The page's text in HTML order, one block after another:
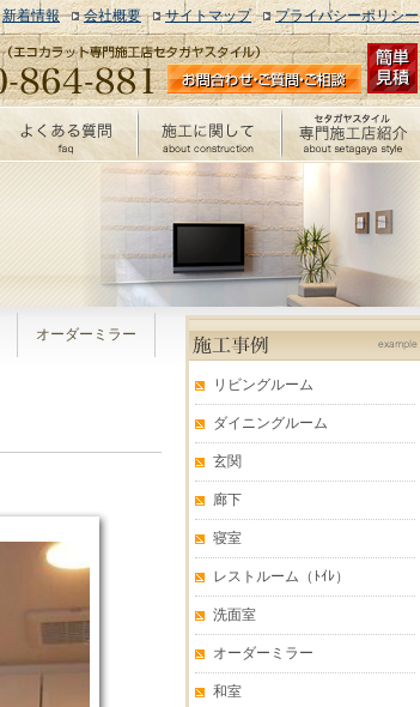
プライバシーポリシー
サイトマップ
会社概要
新着情報
オーダーミラー
リビングルーム
ダイニングルーム
玄関
廊下
寝室
レストルーム（ﾄｲﾚ）
洗面室
オーダーミラー
和室